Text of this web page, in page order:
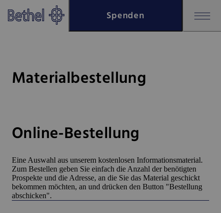
Zum Hauptinhalt springen
Zur Fußzeile springen
Spenden
Materialbestellung
Online-Bestellung
Eine Auswahl aus unserem kostenlosen Informationsmaterial.
Zum Bestellen geben Sie einfach die Anzahl der benötigten
Prospekte und die Adresse, an die Sie das Material geschickt
bekommen möchten, an und drücken den Button "Bestellung
abschicken".